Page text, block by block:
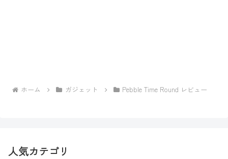
ホーム ガジェット Pebble Time Round レビュー
人気カテゴリ